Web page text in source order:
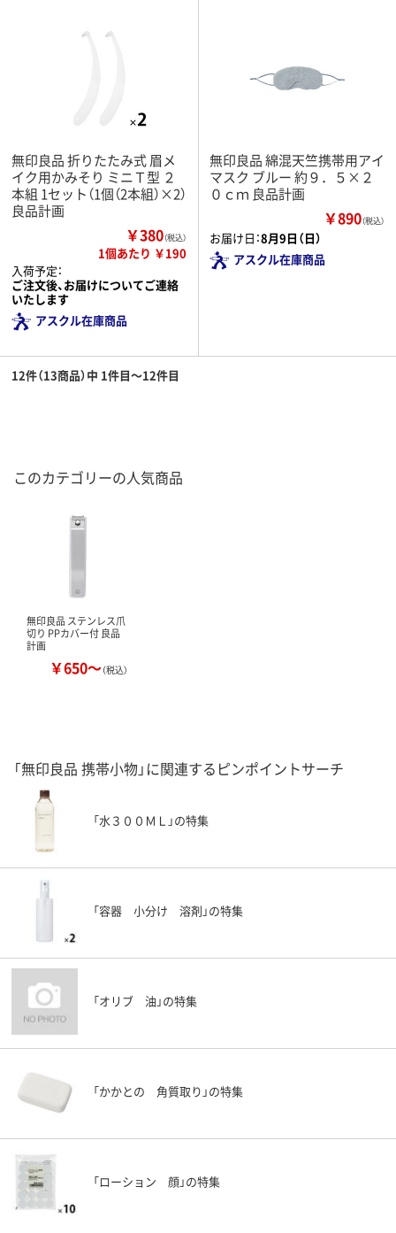
無印良品 折りたたみ式 眉メ
イク用かみそり ミニＴ型 ２
本組 1セット（1個（2本組）×2）
良品計画
￥380（税込）
1個あたり ￥190
入荷予定：
ご注文後、お届けについてご連絡
いたします
アスクル在庫商品
無印良品 綿混天竺携帯用アイ
マスク ブルー 約９．５×２
０ｃｍ 良品計画
￥890（税込）
お届け日：8月9日（日）
アスクル在庫商品
12件（13商品）中 1件目～12件目
このカテゴリーの人気商品
無印良品 ステンレス爪
切り PPカバー付 良品
計画
￥650～（税込）
「無印良品 携帯小物」に関連するピンポイントサーチ
「水３００ＭＬ」の特集
「容器 小分け 溶剤」の特集
「オリブ 油」の特集
「かかとの 角質取り」の特集
「ローション 顔」の特集